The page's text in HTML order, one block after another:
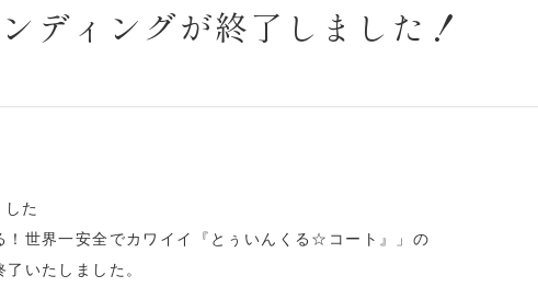
ディングが終了しました！
た
！世界一安全でカワイイ『とぅいんくる☆コート』」の
いたしました。